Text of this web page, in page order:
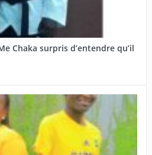
Chaka surpris d’entendre qu’il